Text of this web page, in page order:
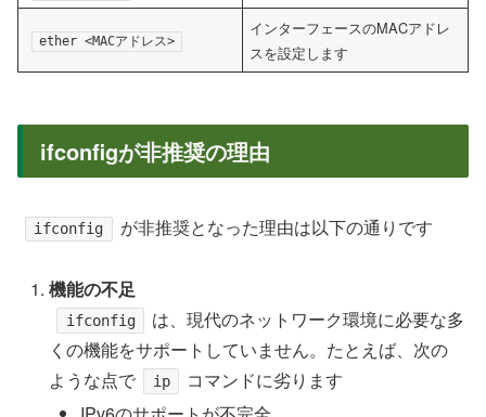
ether <MACアドレス>
インターフェースのMACアドレ
スを設定します
ifconfigが非推奨の理由
ifconfig が非推奨となった理由は以下の通りです
機能の不足
ifconfig
は、現代のネットワーク環境に必要な多
くの機能をサポートしていません。たとえば、次の
ような点で
ip
コマンドに劣ります